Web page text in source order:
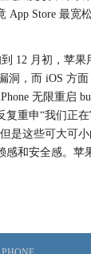
App Store 最宽
12 月初，苹
洞，而 iOS 方
无限重启
复重申“我们正
是这些可大可
和安全感。苹